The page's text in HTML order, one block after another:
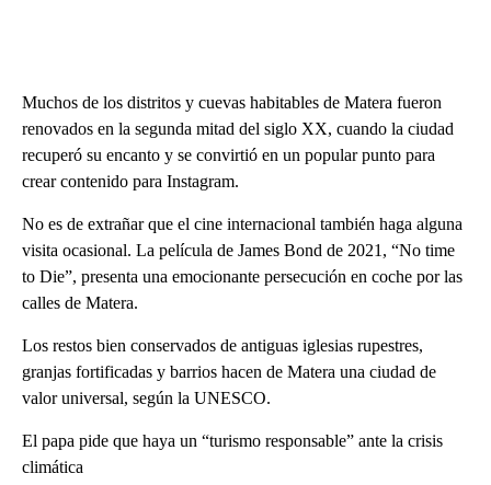
Muchos de los distritos y cuevas habitables de Matera fueron
renovados en la segunda mitad del siglo XX, cuando la ciudad
recuperó su encanto y se convirtió en un popular punto para
crear contenido para Instagram.
No es de extrañar que el cine internacional también haga alguna
visita ocasional. La película de James Bond de 2021, “No time
to Die”, presenta una emocionante persecución en coche por las
calles de Matera.
Los restos bien conservados de antiguas iglesias rupestres,
granjas fortificadas y barrios hacen de Matera una ciudad de
valor universal, según la UNESCO.
El papa pide que haya un “turismo responsable” ante la crisis
climática